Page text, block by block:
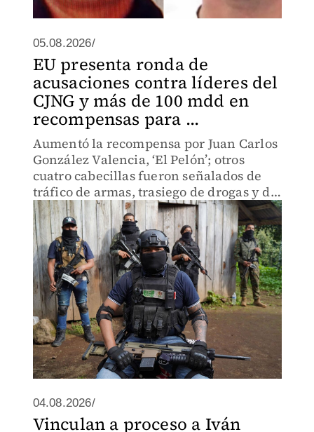
05.08.2026/
EU presenta ronda de
acusaciones contra líderes del
CJNG y más de 100 mdd en
recompensas para ...
Aumentó la recompensa por Juan Carlos
González Valencia, ‘El Pelón’; otros
cuatro cabecillas fueron señalados de
tráfico de armas, trasiego de drogas y de
fundar el Grupo de Élite del cártel.
04.08.2026/
Vinculan a proceso a Iván